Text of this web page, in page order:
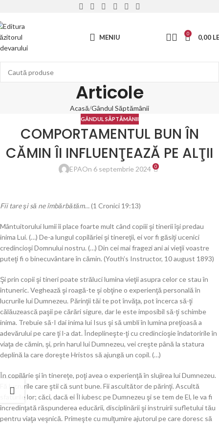
MENIU 0 0,00
Articole
Acasă Gândul Săptămânii
GÂNDUL SĂPTĂMÂNII
COMPORTAMENTUL BUN ÎN
CĂMIN ÎI INFLUENŢEAZĂ PE ALŢII
EPAOn 6 septembrie 2024 0
Fii tare şi să ne îmbărbătăm… (1 Cronici 19:13)
Mântuitorului lumii îi place foarte mult când copiii şi tinerii îşi predau
inima Lui. (…) De-a lungul copilăriei şi tinereţii, ei vor fi găsiţi ucenici
credincioşi Domnului nostru. (…) Din cei mai fragezi ani ai vieţii voastre
puteţi fi o binecuvântare în cămin. (Youth’s Instructor, 10 august 1893)
Şi prin copii şi tineri poate străluci lumina vieţii asupra celor ce stau în
întuneric. Veghează şi roagă-te şi obţine o experienţă personală în
lucrurile lui Dumnezeu. Părinţii tăi te pot învăţa, pot încerca să-ţi
călăuzească paşii pe cărări sigure, dar le este imposibil să-ţi schimbe
inima. Trebuie să-I dai inima lui Isus şi să umbli în lumina preţioasă a
adevărului pe care ţi l-a dat. Îndeplineşte-ţi cu credincioşie îndatoririle în
viaţa de cămin, şi, prin harul lui Dumnezeu, vei creşte până la statura
deplină la care doreşte Hristos să ajungă un copil. (…)
În copilărie şi în tinereţe, poţi avea o experienţă în slujirea lui Dumnezeu.
Fă lucrurile care ştii că sunt bune. Fii ascultător de părinţi. Ascultă
sfaturile lor; căci, dacă ei Îl iubesc pe Dumnezeu şi se tem de El, le va fi
încredinţată răspunderea educării, disciplinării şi instruirii sufletului tău
pentru viaţa veşnică. Primeşte cu mulţumire ajutorul pe care doresc să